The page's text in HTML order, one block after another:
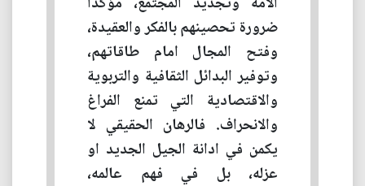
ضرورة تحصينهم بالفكر والعقيدة،
وفتح المجال امام طاقاتهم،
وتوفير البدائل الثقافية والتربوية
والاقتصادية التي تمنع الفراغ
والانحراف. فالرهان الحقيقي لا
يكمن في ادانة الجيل الجديد او
عزله، بل في فهم عالمه،